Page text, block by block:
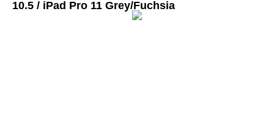
10.5 / iPad Pro 11 Grey/Fuchsia